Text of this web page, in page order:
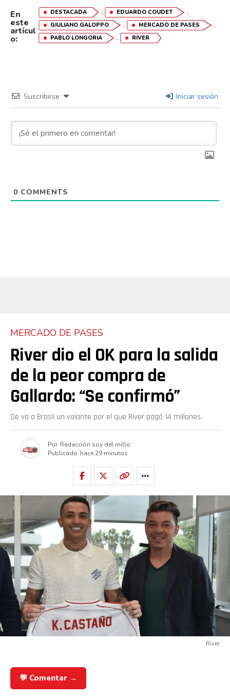
En
este
artícul
o:
DESTACADA , EDUARDO COUDET ,
GIULIANO GALOPPO , MERCADO DE PASES ,
PABLO LONGORIA , RIVER
Suscribirse Iniciar sesión
0 COMMENTS
MERCADO DE PASES
River dio el OK para la salida
de la peor compra de
Gallardo: “Se confirmó”
Se va a Brasil un volante por el que River pagó 14 millones.
Por Redacción soy del millo
Publicado hace 29 minutos
River
💬 Comentar →
Flipboard
Whatsapp
Email